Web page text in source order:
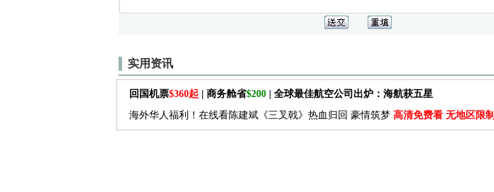
实用资讯
回国机票$360起 | 商务舱省$200| 全球最佳航空公司出炉：海航获五星
海外华人福利！在线看陈建斌《三叉戟》热血归回 豪情筑梦 高清免费看 无地区限制